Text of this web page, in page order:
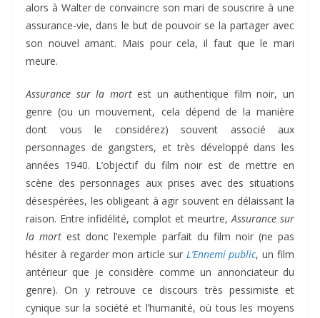
alors à Walter de convaincre son mari de souscrire à une
assurance-vie, dans le but de pouvoir se la partager avec
son nouvel amant. Mais pour cela, il faut que le mari
meure.
Assurance sur la mortest un authentique film noir, un
genre (ou un mouvement, cela dépend de la manière
dont vous le considérez) souvent associé aux
personnages de gangsters, et très développé dans les
années 1940. L’objectif du film noir est de mettre en
scène des personnages aux prises avec des situations
désespérées, les obligeant à agir souvent en délaissant la
raison. Entre infidélité, complot et meurtre,Assurance sur
la mort est donc l’exemple parfait du film noir (ne pas
hésiter à regarder mon article sur L’Ennemi public, un film
antérieur que je considère comme un annonciateur du
genre). On y retrouve ce discours très pessimiste et
cynique sur la société et l’humanité, où tous les moyens